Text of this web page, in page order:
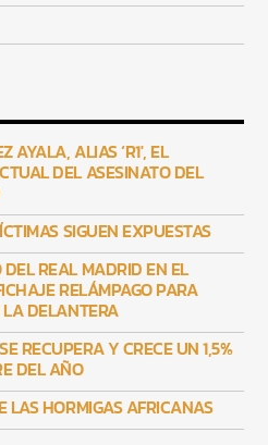
AYALA, ALIAS ‘R1′, EL
DEL ASESINATO DEL
SIGUEN EXPUESTAS
REAL MADRID EN EL
RELÁMPAGO PARA
DELANTERA
RECUPERA Y CRECE UN 1,5%
DEL AÑO
LAS HORMIGAS AFRICANAS